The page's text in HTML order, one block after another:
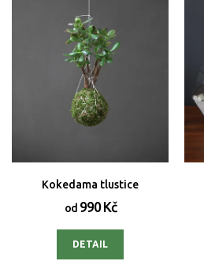
Kokedama tlustice
od990 Kč
DETAIL